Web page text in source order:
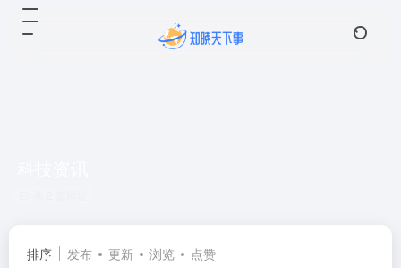
排序 发布 更新 浏览 点赞